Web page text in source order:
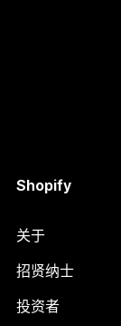
Shopify
关于
招贤纳士
投资者